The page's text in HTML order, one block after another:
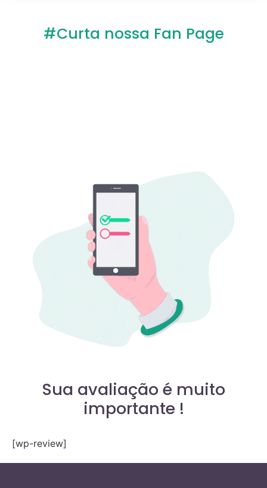
#Curta nossa Fan Page
Sua avaliação é muito
importante !
[wp-review]